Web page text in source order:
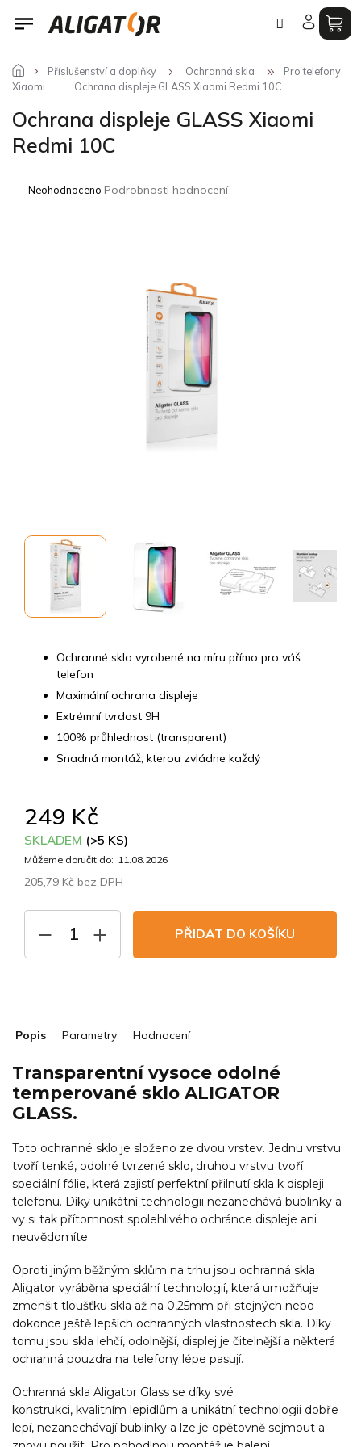
Přejít
Příslušenství a doplňky Ochranná skla
Pro telefony
Xiaomi
Ochrana displeje GLASS Xiaomi Redmi 10C
Ochrana displeje GLASS Xiaomi
Redmi 10C
Průměrné
Neohodnoceno Podrobnosti hodnocení
249 Kč
SKLADEM (>5 KS)
Můžeme doručit do: 11.08.2026
205,79 Kč bez DPH
PŘIDAT DO KOŠÍKU
Ochranné sklo vyrobené na míru přímo pro váš
telefon
Maximální ochrana displeje
Extrémní tvrdost 9H
100% průhlednost (transparent)
Snadná montáž, kterou zvládne každý
Popis Parametry Hodnocení
Transparentní vysoce odolné
temperované sklo ALIGATOR
GLASS.
Toto ochranné sklo je složeno ze dvou vrstev. Jednu vrstvu
tvoří tenké, odolné tvrzené sklo, druhou vrstvu tvoří
speciální fólie, která zajistí perfektní přilnutí skla k displeji
telefonu. Díky unikátní technologii nezanechává bublinky a
vy si tak přítomnost spolehlivého ochránce displeje ani
neuvědomíte.
Oproti jiným běžným sklům na trhu jsou ochranná skla
Aligator vyráběna speciální technologií, která umožňuje
zmenšit tloušťku skla až na 0,25mm při stejných nebo
dokonce ještě lepších ochranných vlastnostech skla. Díky
tomu jsou skla lehčí, odolnější, displej je čitelnější a některá
ochranná pouzdra na telefony lépe pasují.
Ochranná skla Aligator Glass se díky své
konstrukci, kvalitním lepidlům a unikátní technologii dobře
lepí, nezanechávají bublinky a lze je opětovně sejmout a